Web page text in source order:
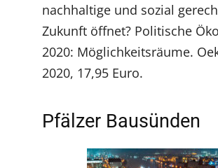
nachhaltige und sozial
Zukunft öffnet? Politische
2020: Möglichkeitsräume.
2020, 17,95 Euro.
Pfälzer Bausünden